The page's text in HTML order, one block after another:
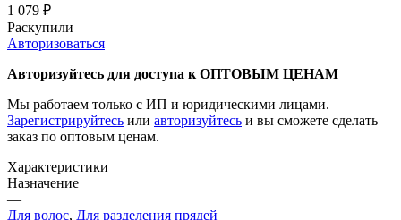
1 079 ₽
Раскупили
Авторизоваться
Авторизуйтесь для доступа к ОПТОВЫМ ЦЕНАМ
Мы работаем только с ИП и юридическими лицами.
Зарегистрируйтесь или авторизуйтесь и вы сможете сделать
заказ по оптовым ценам.
Характеристики
Назначение
—
Для волос, Для разделения прядей